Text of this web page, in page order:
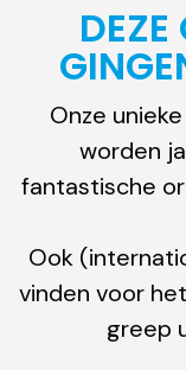
Onze
worden
fantastische
Ook
vinden voor
greep